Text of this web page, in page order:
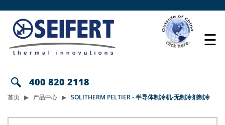
400 820 2118
☰
首页 产品中心 SOLITHERM PELTIER - 半导体制冷机-无制冷剂制冷